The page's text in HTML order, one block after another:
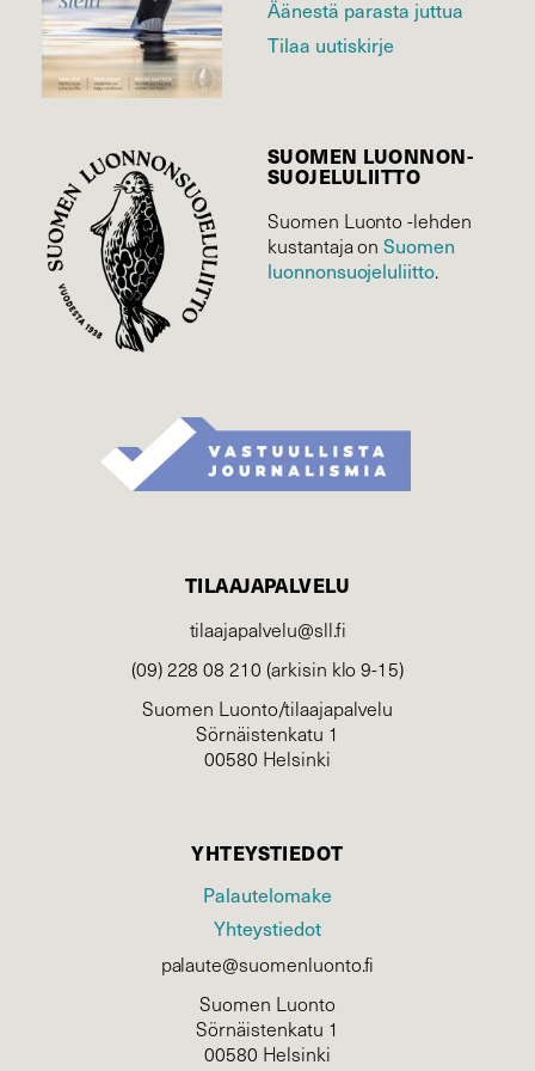
Äänestä parasta juttua
Tilaa uutiskirje
SUOMEN LUONNON­
SUOJELU­LIITTO
Suomen Luonto -lehden
kustantaja onSuomen
luonnonsuojelu­liitto.
TILAAJAPALVELU
tilaajapalvelu@sll.fi
(09) 228 08 210 (arkisin klo 9-15)
Suomen Luonto/tilaajapalvelu
Sörnäistenkatu 1
00580 Helsinki
YHTEYSTIEDOT
Palautelomake
Yhteystiedot
palaute@suomenluonto.fi
Suomen Luonto
Sörnäistenkatu 1
00580 Helsinki